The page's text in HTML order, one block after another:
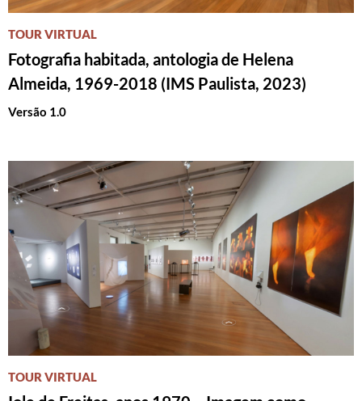
TOUR VIRTUAL
Fotografia habitada, antologia de Helena
Almeida, 1969-2018 (IMS Paulista, 2023)
Versão 1.0
TOUR VIRTUAL